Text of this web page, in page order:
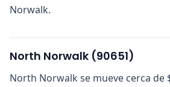
Norwalk.
North Norwalk (90651)
North Norwalk se mueve cerca de